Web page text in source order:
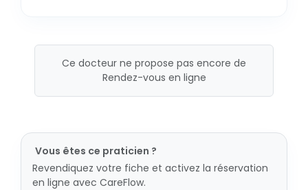
Ce docteur ne propose pas encore de
Rendez-vous en ligne
Vous êtes ce praticien ?
Revendiquez votre fiche et activez la réservation
en ligne avec CareFlow.